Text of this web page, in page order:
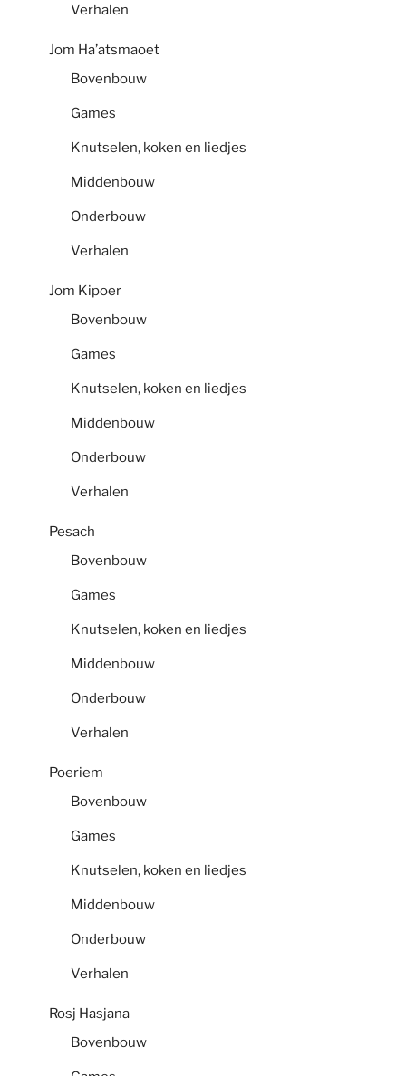
Verhalen
Jom Ha’atsmaoet
Bovenbouw
Games
Knutselen, koken en liedjes
Middenbouw
Onderbouw
Verhalen
Jom Kipoer
Bovenbouw
Games
Knutselen, koken en liedjes
Middenbouw
Onderbouw
Verhalen
Pesach
Bovenbouw
Games
Knutselen, koken en liedjes
Middenbouw
Onderbouw
Verhalen
Poeriem
Bovenbouw
Games
Knutselen, koken en liedjes
Middenbouw
Onderbouw
Verhalen
Rosj Hasjana
Bovenbouw